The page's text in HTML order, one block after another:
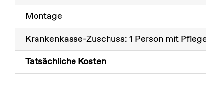
Montage
Krankenkasse-Zuschuss: 1 Person mit
Tatsächliche Kosten